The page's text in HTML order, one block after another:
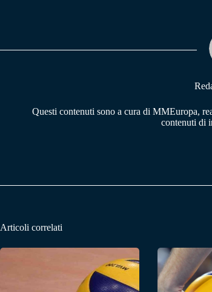
pp m
Questi contenuti sono a cura di MMEuropa,
contenuti di
Articoli correlati